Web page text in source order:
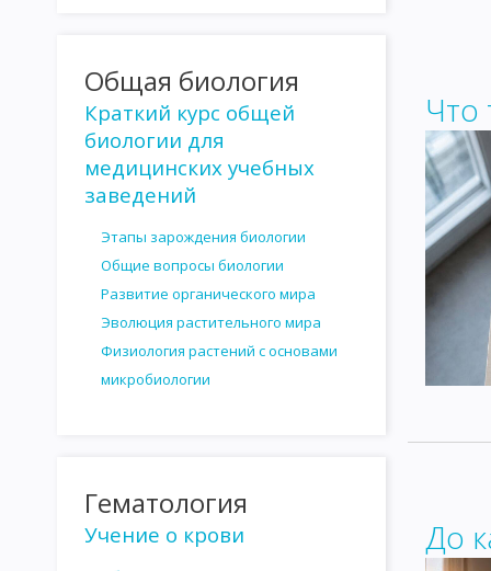
РОЛЬ МИКРООРГАНИЗМОВ В КРУГОВОРОТЕ ВЕЩЕСТВ В
ВЛИЯНИЕ ФАКТОРОВ ВНЕШНЕЙ СРЕДЫ НА МИКРООРГАНИЗМЫ
СТЕРИЛИЗАЦИЯ И ДЕЗИНФЕКЦИЯ АНТАГОНИЗМ
АНТИБИОТИКИ, ПОЛУЧЕННЫЕ ИЗ БАКТЕРИЙ
ОПРЕДЕЛЕНИЕ ЧУВСТВИТЕЛЬНОСТИ МИКРОБОВ К
ВЗАИМОДЕЙСТВИЕ ФАГОВ И БАКТЕРИЙ ЛИЗОГЕНИЯ
ЗНАЧЕНИЕ БАКТЕРИОФАГА КАК ФАКТОРА ИЗМЕНЧИВОСТИ
РОЛЬ МАКРООРГАНИЗМА В ИНФЕКЦИОННОМ ПРОЦЕССЕ
ВИДЫ И ФОРМЫ ИММУНИТЕТА ФАКТОРЫ И МЕХАНИЗМЫ
Общая биология
Краткий курс общей
биологии для
медицинских учебных
заведений
Этапы зарождения биологии
Общие вопросы биологии
Развитие органического мира
Эволюция растительного мира
Физиология растений с основами
микробиологии
Гематология
Учение о крови
Что
До